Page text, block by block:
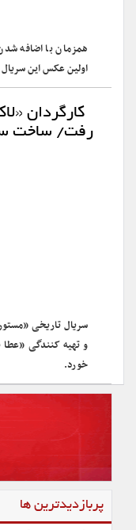
همزمان با اضافه
اولین عکس این
کارگردان
رفت/ ساخت
سریال تاریخی
و تهیه کنندگی «عطا
خورد.
پربازدیدترین ها